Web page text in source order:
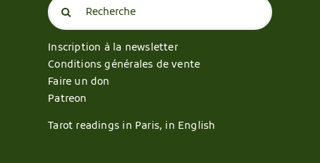
for:
Inscription à la newsletter
Conditions générales de vente
Faire un don
Patreon
Tarot readings in Paris, in English